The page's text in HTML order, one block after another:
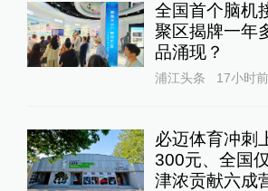
全国首个脑机
聚区揭牌一年
品涌现？
浦江头条 17小时前
必迈体育冲刺
300元、全国
津浓贡献六成